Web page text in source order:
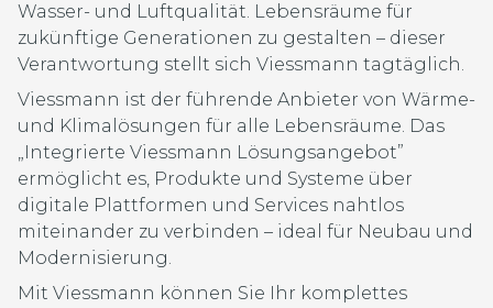
Wasser- und Luftqualität. Lebensräume für
zukünftige Generationen zu gestalten – dieser
Verantwortung stellt sich Viessmann tagtäglich.
Viessmann ist der führende Anbieter von Wärme-
und Klimalösungen für alle Lebensräume. Das
„Integrierte Viessmann Lösungsangebot”
ermöglicht es, Produkte und Systeme über
digitale Plattformen und Services nahtlos
miteinander zu verbinden – ideal für Neubau und
Modernisierung.
Mit Viessmann können Sie Ihr komplettes